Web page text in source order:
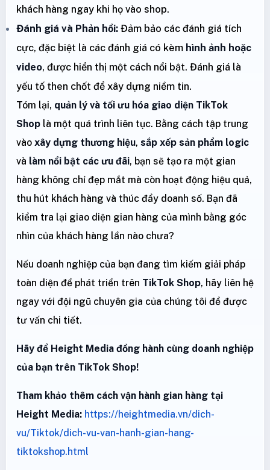
khách hàng ngay khi họ vào shop.
Đánh giá và Phản hồi: Đảm bảo các đánh giá tích
cực, đặc biệt là các đánh giá có kèm hình ảnh hoặc
video, được hiển thị một cách nổi bật. Đánh giá là
yếu tố then chốt để xây dựng niềm tin.
Tóm lại, quản lý và tối ưu hóa giao diện TikTok
Shop là một quá trình liên tục. Bằng cách tập trung
vào xây dựng thương hiệu, sắp xếp sản phẩm logic
và làm nổi bật các ưu đãi, bạn sẽ tạo ra một gian
hàng không chỉ đẹp mắt mà còn hoạt động hiệu quả,
thu hút khách hàng và thúc đẩy doanh số. Bạn đã
kiểm tra lại giao diện gian hàng của mình bằng góc
nhìn của khách hàng lần nào chưa?
Nếu doanh nghiệp của bạn đang tìm kiếm giải pháp
toàn diện để phát triển trên TikTok Shop, hãy liên hệ
ngay với đội ngũ chuyên gia của chúng tôi để được
tư vấn chi tiết.
Hãy để Height Media đồng hành cùng doanh nghiệp
của bạn trên TikTok Shop!
Tham khảo thêm cách vận hành gian hàng tại
Height Media: https://heightmedia.vn/dich-
vu/Tiktok/dich-vu-van-hanh-gian-hang-
tiktokshop.html